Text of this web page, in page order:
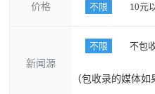
价格 不限 10元
新闻源
不限 不包
（包收录的媒体